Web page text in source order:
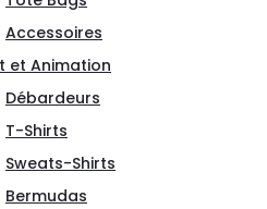
Accessoires
et Animation
Débardeurs
T-Shirts
Sweats-Shirts
Bermudas